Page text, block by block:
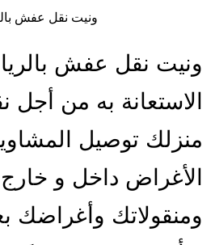
ونيت نقل عفش
ونيت نقل عفش
الاستعانة به من أجل
منزلك توصيل
الأغراض داخل و
ومنقولاتك وأغراضك